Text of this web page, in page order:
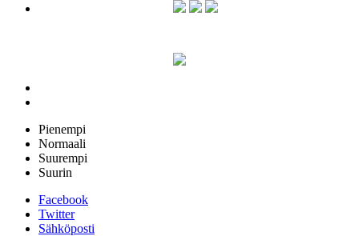
Pienempi
Normaali
Suurempi
Suurin
Facebook
Twitter
Sähköposti